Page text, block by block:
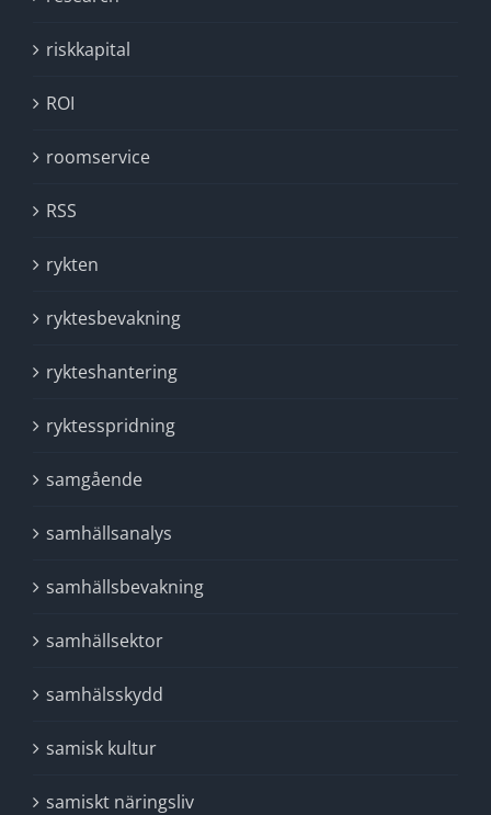
riskkapital
ROI
roomservice
RSS
rykten
ryktesbevakning
rykteshantering
ryktesspridning
samgående
samhällsanalys
samhällsbevakning
samhällsektor
samhälsskydd
samisk kultur
samiskt näringsliv